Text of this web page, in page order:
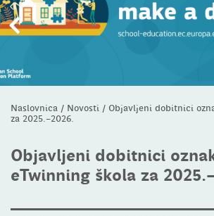
Naslovnica / Novosti / Objavljeni dobitnici
za 2025.–2026.
Objavljeni dobitnici
eTwinning škola za